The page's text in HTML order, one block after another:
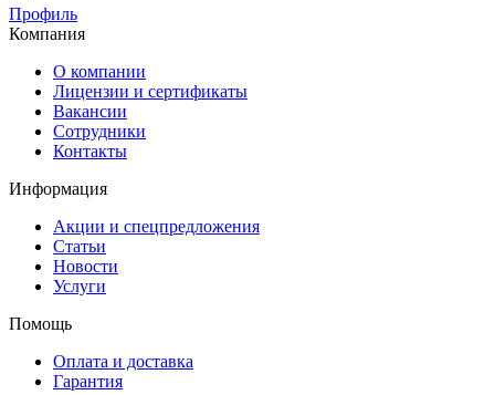
Профиль
Компания
О компании
Лицензии и сертификаты
Вакансии
Сотрудники
Контакты
Информация
Акции и спецпредложения
Статьи
Новости
Услуги
Помощь
Оплата и доставка
Гарантия